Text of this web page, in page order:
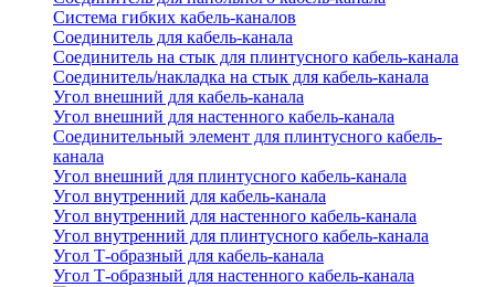
Система гибких кабель-каналов
Соединитель для кабель-канала
Соединитель на стык для плинтусного кабель-канала
Соединитель/накладка на стык для кабель-канала
Угол внешний для кабель-канала
Угол внешний для настенного кабель-канала
Соединительный элемент для плинтусного кабель-
канала
Угол внешний для плинтусного кабель-канала
Угол внутренний для кабель-канала
Угол внутренний для настенного кабель-канала
Угол внутренний для плинтусного кабель-канала
Угол Т-образный для кабель-канала
Угол Т-образный для настенного кабель-канала